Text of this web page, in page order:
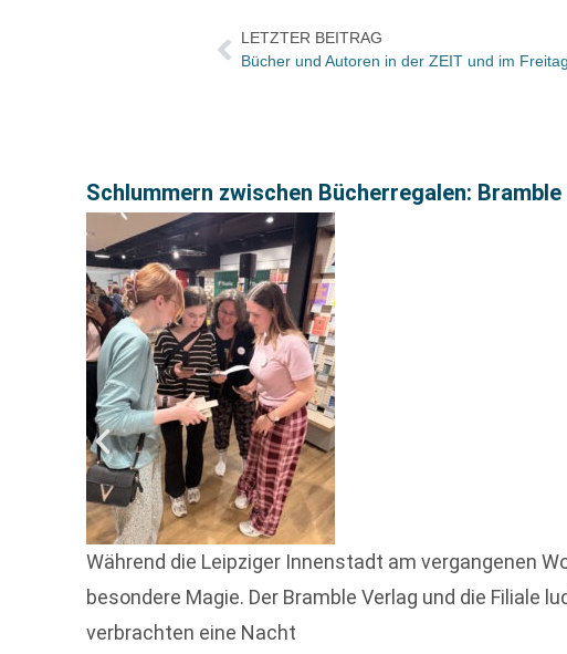
LETZTER BEITRAG
Bücher und Autoren in der ZEIT und im Freitag
Schlummern zwischen Bücherregalen:
Während die Leipziger Innenstadt am vergangenen
besondere Magie. Der Bramble Verlag und die Filiale
verbrachten eine Nacht